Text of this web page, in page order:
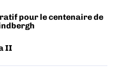
pour le centenaire de
II